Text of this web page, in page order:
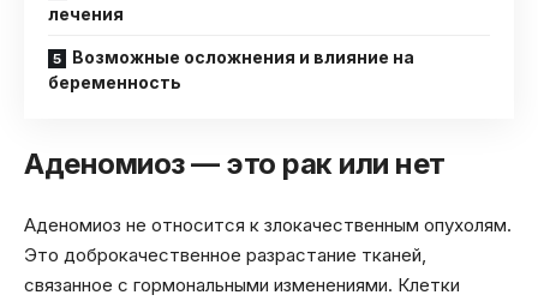
лечения
Возможные осложнения и влияние на
беременность
Аденомиоз — это рак или нет
Аденомиоз не относится к злокачественным опухолям.
Это доброкачественное разрастание тканей,
связанное с гормональными изменениями. Клетки